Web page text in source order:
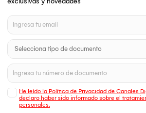
He leído la Política de Privacidad de Canales
declaro haber sido informado sobre el
personales.